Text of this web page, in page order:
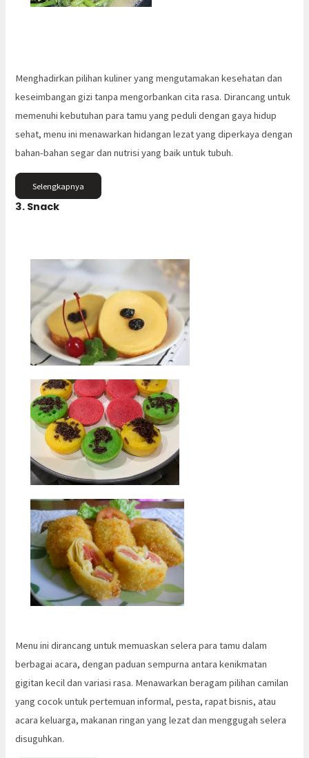
Menghadirkan pilihan kuliner yang mengutamakan kesehatan dan
keseimbangan gizi tanpa mengorbankan cita rasa. Dirancang untuk
memenuhi kebutuhan para tamu yang peduli dengan gaya hidup
sehat, menu ini menawarkan hidangan lezat yang diperkaya dengan
bahan-bahan segar dan nutrisi yang baik untuk tubuh.
Selengkapnya
3. Snack
Menu ini dirancang untuk memuaskan selera para tamu dalam
berbagai acara, dengan paduan sempurna antara kenikmatan
gigitan kecil dan variasi rasa. Menawarkan beragam pilihan camilan
yang cocok untuk pertemuan informal, pesta, rapat bisnis, atau
acara keluarga, makanan ringan yang lezat dan menggugah selera
disuguhkan.